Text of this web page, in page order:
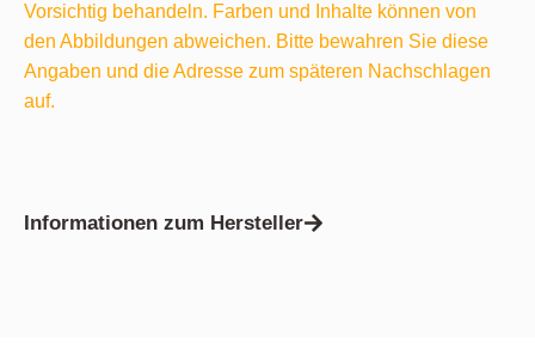
Vorsichtig behandeln. Farben und Inhalte können von
den Abbildungen abweichen. Bitte bewahren Sie diese
Angaben und die Adresse zum späteren Nachschlagen
auf.
Informationen zum Hersteller